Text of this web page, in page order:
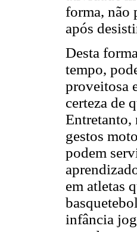
forma, não
após
Desta
tempo,
proveitosa
certeza de
Entretanto,
gestos
podem
em atletas
infância